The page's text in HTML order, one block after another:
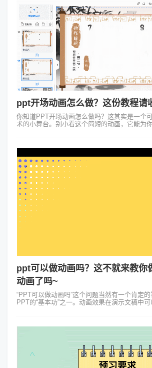
ppt开场动画怎么做？这份教程请
你知道PPT开场动画怎么做吗？这其实是一个
术的小舞台。别小看这个简短的动画，它能为
ppt可以做动画吗？这不就来教你
动画了吗~
“PPT可以做动画吗”这个问题当然有一个肯定
PPT的“基本功”之一。动画效果在演示文稿中